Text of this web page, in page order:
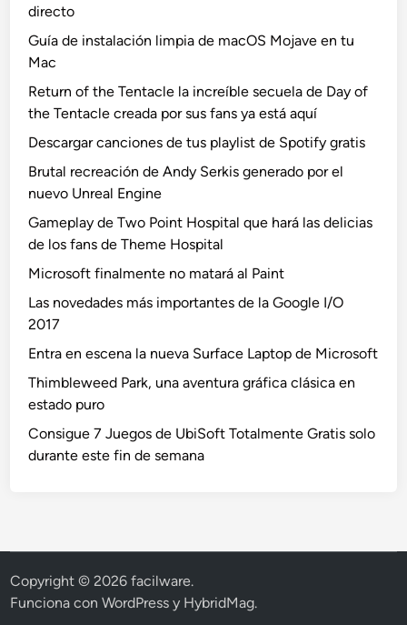
directo
Guía de instalación limpia de macOS Mojave en tu
Mac
Return of the Tentacle la increíble secuela de Day of
the Tentacle creada por sus fans ya está aquí
Descargar canciones de tus playlist de Spotify gratis
Brutal recreación de Andy Serkis generado por el
nuevo Unreal Engine
Gameplay de Two Point Hospital que hará las delicias
de los fans de Theme Hospital
Microsoft finalmente no matará al Paint
Las novedades más importantes de la Google I/O
2017
Entra en escena la nueva Surface Laptop de Microsoft
Thimbleweed Park, una aventura gráfica clásica en
estado puro
Consigue 7 Juegos de UbiSoft Totalmente Gratis solo
durante este fin de semana
Copyright © 2026facilware.
Funciona conWordPress y HybridMag.